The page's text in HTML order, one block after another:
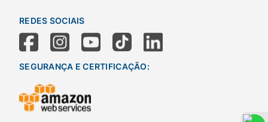
REDES SOCIAIS
SEGURANÇA E CERTIFICAÇÃO: